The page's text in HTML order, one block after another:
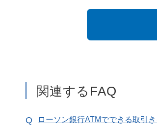
関連するFAQ
ローソン銀行ATMでできる取引き